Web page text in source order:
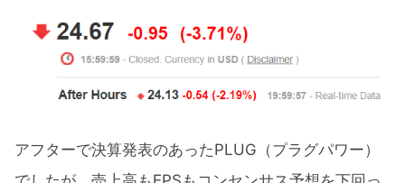
アフターで決算発表のあったPLUG（プラグパワー）